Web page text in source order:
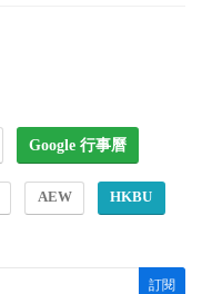
Google 行事曆
AEW HKBU